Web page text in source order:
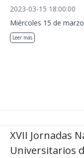
2023-03-15 18:00:00
Miércoles 15 de
Leer más
XVII Jornadas
Universitarios